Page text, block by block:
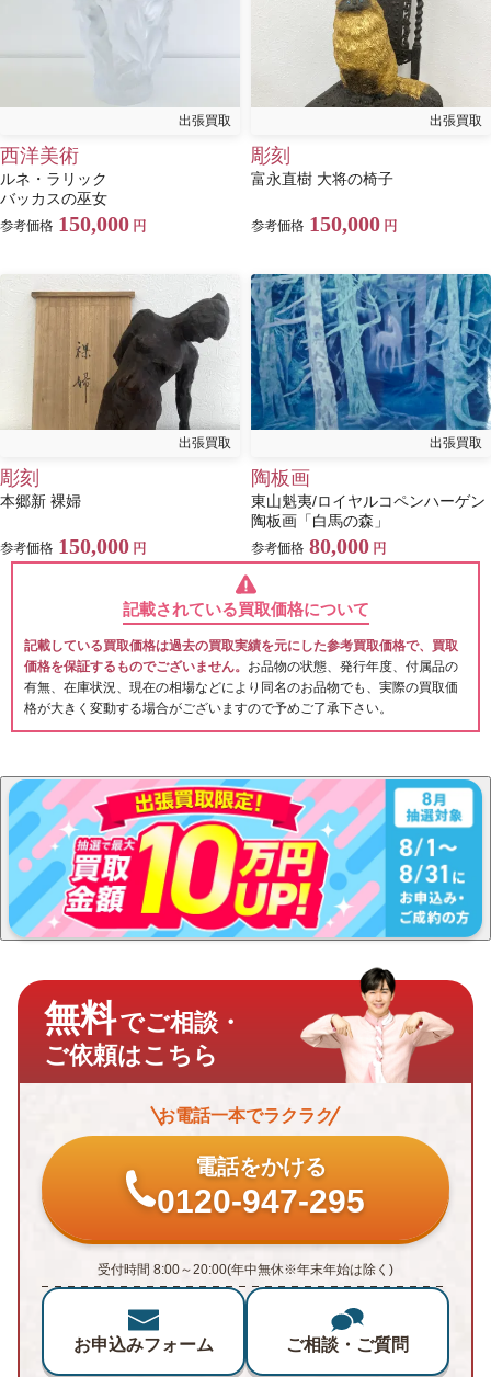
出張買取
西洋美術
ルネ・ラリック
バッカスの巫女
参考価格 150,000 円
出張買取
彫刻
富永直樹 大将の椅子
参考価格 150,000 円
出張買取
彫刻
本郷新 裸婦
参考価格 150,000 円
出張買取
陶板画
東山魁夷/ロイヤルコペンハーゲン
陶板画「白馬の森」
参考価格 80,000 円
記載されている買取価格について
記載している買取価格は過去の買取実績を元にした参考買取価格で、買取
価格を保証するものでございません。 お品物の状態、発行年度、付属品の
有無、在庫状況、現在の相場などにより同名のお品物でも、実際の買取価
格が大きく変動する場合がございますので予めご了承下さい。
無料でご相談・
ご依頼はこちら
お電話一本でラクラク
電話をかける
0120-947-295
受付時間 8:00～20:00(年中無休※年末年始は除く)
お申込みフォーム ご相談・ご質問